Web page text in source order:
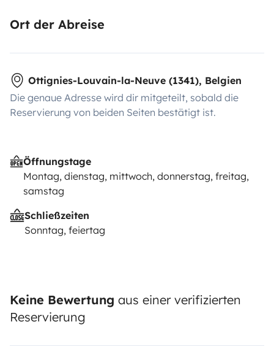
Ort der Abreise
Ottignies-Louvain-la-Neuve (1341), Belgien
Die genaue Adresse wird dir mitgeteilt, sobald die
Reservierung von beiden Seiten bestätigt ist.
Öffnungstage
Montag, dienstag, mittwoch, donnerstag, freitag,
samstag
Schließzeiten
Sonntag, feiertag
Keine Bewertung aus einer verifizierten
Reservierung